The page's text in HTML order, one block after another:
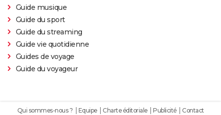
Guide musique
Guide du sport
Guide du streaming
Guide vie quotidienne
Guides de voyage
Guide du voyageur
Qui sommes-nous ? Equipe Charte éditoriale Publicité Contact